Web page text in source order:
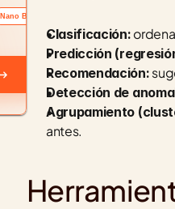
Nano Banana
Clasificación:
Predicción
Recomendación:
Detección de
Agrupamiento
antes.